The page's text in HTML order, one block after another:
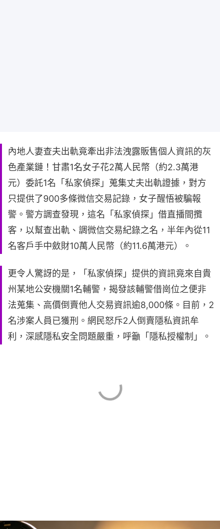
內地人妻查夫出軌竟牽出非法洩露販售個人資訊的灰
色產業鏈！甘肅1名女子花2萬人民幣（約2.3萬港
元）委託1名「私家偵探」蒐集丈夫出軌證據，對方
只提供了900多條微信交易記錄，女子醒悟被騙報
警。警方調查發現，這名「私家偵探」借直播間攬
客，以幫查出軌、調微信交易紀錄之名，半年內從11
名客戶手中斂財10萬人民幣（約11.6萬港元）。
更令人驚訝的是，「私家偵探」提供的資訊竟來自貴
州某地公安機關1名輔警，揭發該輔警借崗位之便非
法蒐集、高價倒賣他人交易資訊逾8,000條。目前，2
名涉案人員已獲刑。網民怒斥2人倒賣隱私資訊牟
利，深感隱私安全問題嚴重，呼籲「隱私授權制」。